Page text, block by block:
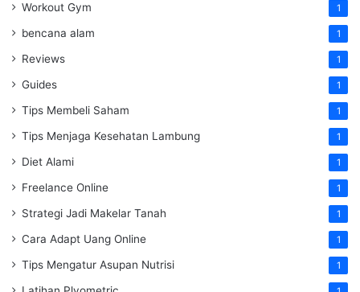
Workout Gym 1
bencana alam 1
Reviews 1
Guides 1
Tips Membeli Saham 1
Tips Menjaga Kesehatan Lambung 1
Diet Alami 1
Freelance Online 1
Strategi Jadi Makelar Tanah 1
Cara Adapt Uang Online 1
Tips Mengatur Asupan Nutrisi 1